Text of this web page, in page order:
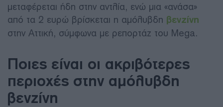
μεταφέρεται ήδη στην αντλία, ενώ μια «ανάσα»
από τα 2 ευρώ βρίσκεται η αμόλυβδη βενζίνη
στην Αττική, σύμφωνα με ρεπορτάζ του Mega.
Ποιες είναι οι ακριβότερες
περιοχές στην αμόλυβδη
βενζίνη